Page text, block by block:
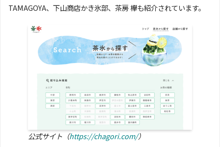
TAMAGOYA、下山商店かき氷部、茶房 欅も紹介されています。
公式サイト（https://chagori.com/）